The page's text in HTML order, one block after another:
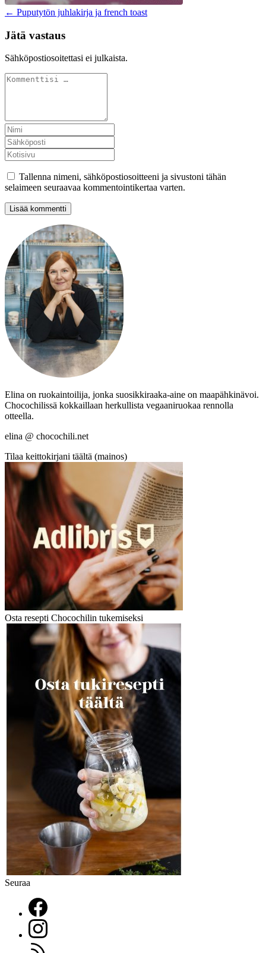
← Puputytön juhlakirja ja french toast
Jätä vastaus
Sähköpostiosoitettasi ei julkaista.
Tallenna nimeni, sähköpostiosoitteeni ja sivustoni tähän
selaimeen seuraavaa kommentointikertaa varten.
Elina on ruokaintoilija, jonka suosikkiraaka-aine on maapähkinävoi.
Chocochilissä kokkaillaan herkullista vegaaniruokaa rennolla
otteella.
elina @ chocochili.net
Tilaa keittokirjani täältä (mainos)
Osta resepti Chocochilin tukemiseksi
Seuraa